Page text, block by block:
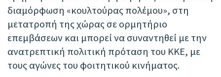
διαμόρφωση «κουλτούρας πολέμου», στη
μετατροπή της χώρας σε ορμητήριο
επεμβάσεων και μπορεί να συναντηθεί με την
ανατρεπτική πολιτική πρόταση του ΚΚΕ, με
τους αγώνες του φοιτητικού κινήματος.